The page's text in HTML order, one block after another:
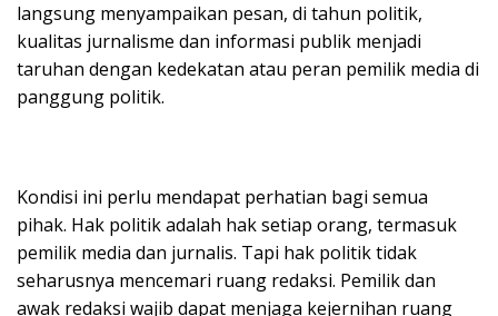
langsung menyampaikan pesan, di tahun politik,
kualitas jurnalisme dan informasi publik menjadi
taruhan dengan kedekatan atau peran pemilik media di
panggung politik.
Kondisi ini perlu mendapat perhatian bagi semua
pihak. Hak politik adalah hak setiap orang, termasuk
pemilik media dan jurnalis. Tapi hak politik tidak
seharusnya mencemari ruang redaksi. Pemilik dan
awak redaksi wajib dapat menjaga kejernihan ruang